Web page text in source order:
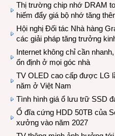
Thị trường chip nhớ DRAM
hiếm đẩy giá bộ nhớ tăng
Hội nghị Đối tác Nhà hàng
các giải pháp tăng trưởng
Internet không chỉ cần
ổn định ở mọi góc nhà
TV OLED cao cấp được LG
năm ở Việt Nam
Tình hình giá ổ lưu trữ SSD
Ổ đĩa cứng HDD 50TB của
xưởng vào năm 2027